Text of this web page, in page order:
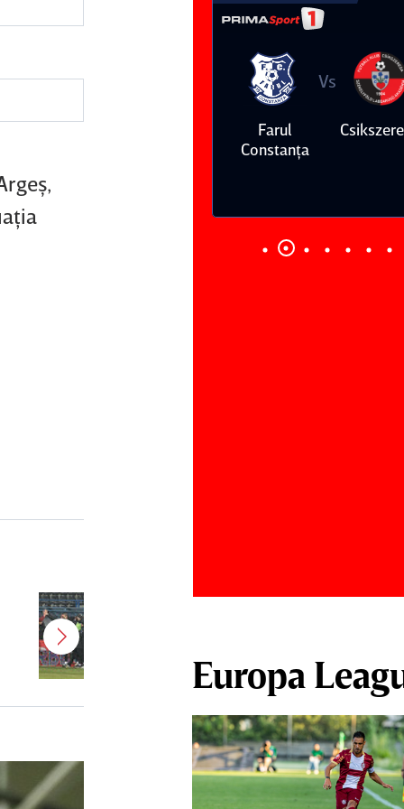
Jucătorul dorit de Pancu în
Vs
Dinamo
Vs
FC
Europa